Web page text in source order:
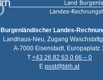
Burgenländischer Landes-
Landhaus-Neu, Zugang
A-7000 Eisenstadt, Europaplatz 1
T +43 26 82 63 0 66 – 0
E post@blrh.at